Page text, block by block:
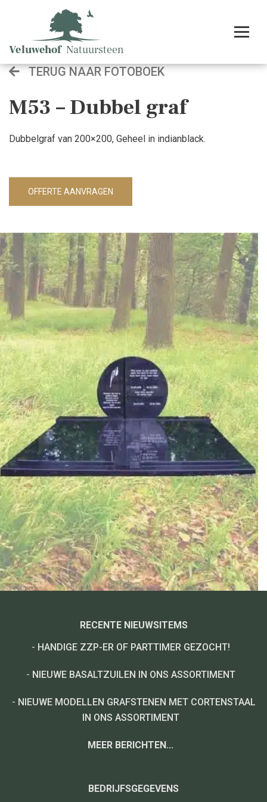
TERUG NAAR FOTOBOEK
M53 – Dubbel graf
Dubbelgraf van 200×200, Geheel in indianblack.
OFFERTE AANVRAGEN
BEDRIJFSGEGEVENS
RECENTE NIEUWSITEMS
- HANDIGE ZZP-ER OF PARTTIMER GEZOCHT!
- NIEUWE BASALTZUILEN IN ONS ASSORTIMENT
- NIEUWE MODELLEN GRAFSTENEN MET CORTENSTAAL
IN ONS ASSORTIMENT
MEER BERICHTEN...